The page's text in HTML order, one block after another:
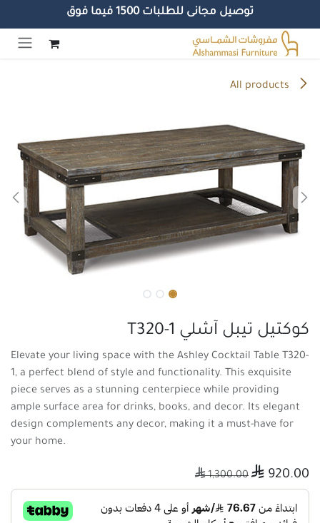
توصيل مجانى للطلبات 1500 فيما فوق
تخطي للذهاب إلى المحتوى
All products
كوكتيل تيبل آشلي T320-1
Elevate your living space with the Ashley Cocktail Table T320-
1, a perfect blend of style and functionality. This exquisite
piece serves as a stunning centerpiece while providing
ample surface area for drinks, books, and decor. Its elegant
design complements any decor, making it a must-have for
your home.
920.00
1,300.00
